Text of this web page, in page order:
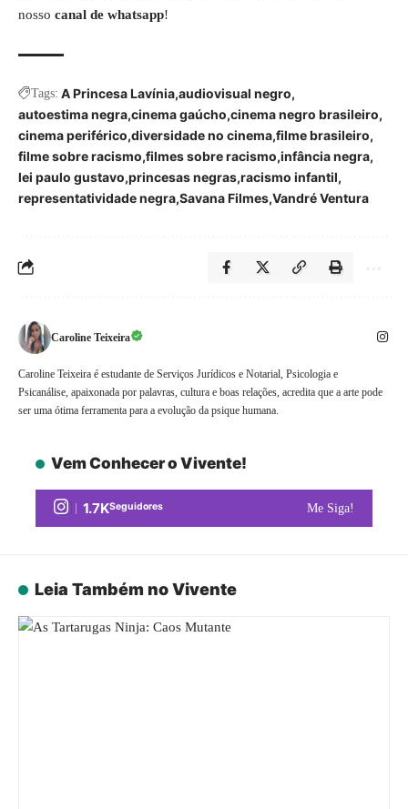
nosso canal de whatsapp!
Tags: A Princesa Lavínia audiovisual negro
autoestima negra cinema gaúcho cinema negro brasileiro
cinema periférico diversidade no cinema filme brasileiro
filme sobre racismo filmes sobre racismo infância negra
lei paulo gustavo princesas negras racismo infantil
representatividade negra Savana Filmes Vandré Ventura
Caroline Teixeira
Caroline Teixeira é estudante de Serviços Jurídicos e Notarial, Psicologia e
Psicanálise, apaixonada por palavras, cultura e boas relações, acredita que a arte pode
ser uma ótima ferramenta para a evolução da psique humana.
Vem Conhecer o Vivente!
1.7KSeguidores Me Siga!
Leia Também no Vivente